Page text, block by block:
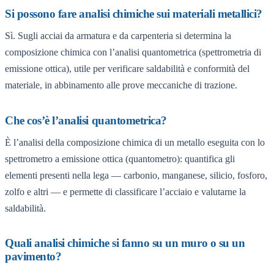
Si possono fare analisi chimiche sui materiali metallici?
Sì. Sugli acciai da armatura e da carpenteria si determina la
composizione chimica con l’analisi quantometrica (spettrometria di
emissione ottica), utile per verificare saldabilità e conformità del
materiale, in abbinamento alle prove meccaniche di trazione.
Che cos’è l’analisi quantometrica?
È l’analisi della composizione chimica di un metallo eseguita con lo
spettrometro a emissione ottica (quantometro): quantifica gli
elementi presenti nella lega — carbonio, manganese, silicio, fosforo,
zolfo e altri — e permette di classificare l’acciaio e valutarne la
saldabilità.
Quali analisi chimiche si fanno su un muro o su un
pavimento?